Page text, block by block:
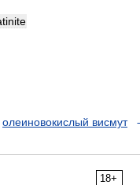
олеиновокислый висмут
18+